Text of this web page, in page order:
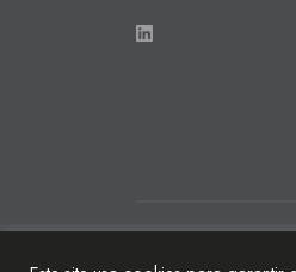
© 2026 FASV